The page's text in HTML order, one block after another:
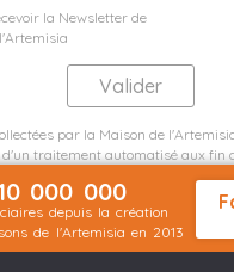
la Newsletter de
par la Maison de
traitement automatisé aux fin
000 000
depuis la création
de l'Artemisia en 2013